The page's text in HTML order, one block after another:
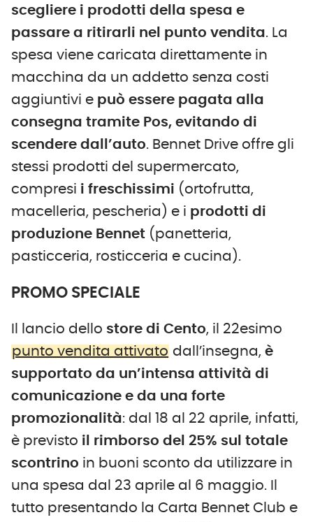
scegliere i prodotti della spesa e
passare a ritirarli nel punto vendita. La
spesa viene caricata direttamente in
macchina da un addetto senza costi
aggiuntivi e può essere pagata alla
consegna tramite Pos, evitando di
scendere dall’auto. Bennet Drive offre gli
stessi prodotti del supermercato,
compresi i freschissimi (ortofrutta,
macelleria, pescheria) e i prodotti di
produzione Bennet (panetteria,
pasticceria, rosticceria e cucina).
PROMO SPECIALE
Il lancio dello store di Cento, il 22esimo
punto vendita attivato dall’insegna,è
supportato da un’intensa attività di
comunicazione e da una forte
promozionalità: dal 18 al 22 aprile, infatti,
è previsto il rimborso del 25% sul totale
scontrino in buoni sconto da utilizzare in
una spesa dal 23 aprile al 6 maggio. Il
tutto presentando la Carta Bennet Club e